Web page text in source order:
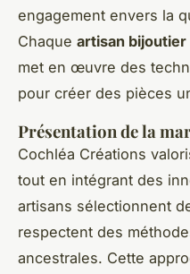
engagement envers la
Chaque artisan bijoutier
met en œuvre des
pour créer des pièces
Présentation de la
Cochléa Créations
tout en intégrant des
artisans sélectionnent
respectent des
ancestrales. Cette